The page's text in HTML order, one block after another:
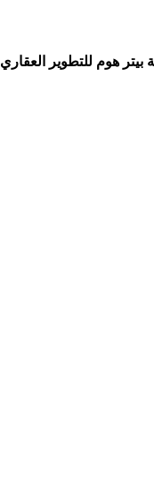
هوم للتطوير العقاري